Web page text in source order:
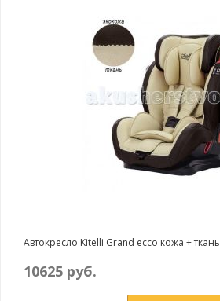
Автокресло Kitelli Grand ecco кожа + ткань
10625 руб.